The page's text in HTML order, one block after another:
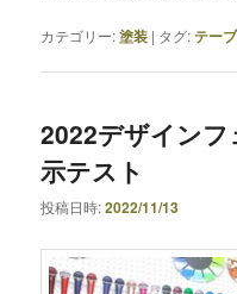
カテゴリー:塗装 | タグ:テー
2022デザイン
示テスト
投稿日時:2022/11/13